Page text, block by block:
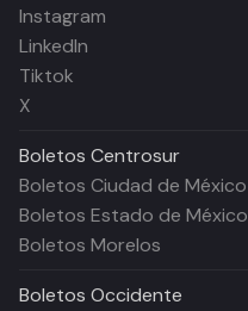
Instagram
LinkedIn
Tiktok
X
Boletos Centrosur
Boletos Ciudad de México
Boletos Estado de México
Boletos Morelos
Boletos Occidente